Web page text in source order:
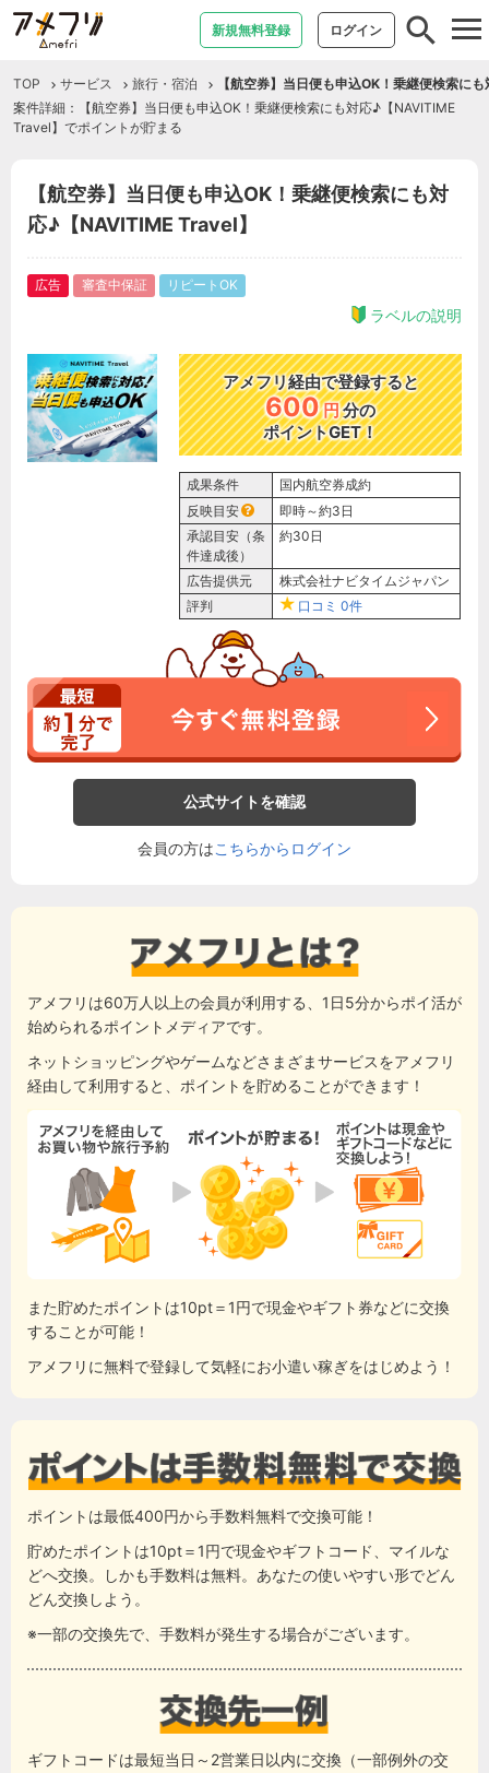
新規無料登録 ログイン
TOP サービス 旅行・宿泊
【航空券】当日便も申込OK！乗継便検索に
案件詳細：【航空券】当日便も申込OK！乗継便検索にも対応♪【NAVITIME
Travel】でポイントが貯まる
【航空券】当日便も申込OK！乗継便検索にも対
応♪【NAVITIME Travel】
広告 審査中保証 リピートOK
ラベルの説明
アメフリ経由で登録すると
600円分の
ポイントGET！
成果条件
国内航空券成約
反映目安
即時～約3日
承認目安（条
件達成後）
約30日
広告提供元
株式会社ナビタイムジャパン
評判
口コミ 0件
公式サイトを確認
会員の方はこちらからログイン
アメフリは60万人以上の会員が利用する、1日5分からポイ活が
始められるポイントメディアです。
ネットショッピングやゲームなどさまざまサービスをアメフリ
経由して利用すると、ポイントを貯めることができます！
また貯めたポイントは10pt＝1円で現金やギフト券などに交換
することが可能！
アメフリに無料で登録して気軽にお小遣い稼ぎをはじめよう！
ポイントは最低400円から手数料無料で交換可能！
貯めたポイントは10pt＝1円で現金やギフトコード、マイルな
どへ交換。しかも手数料は無料。あなたの使いやすい形でどん
どん交換しよう。
※一部の交換先で、手数料が発生する場合がございます。
ギフトコードは最短当日～2営業日以内に交換（一部例外の交